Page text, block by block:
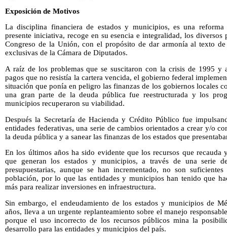
Exposición de Motivos
La disciplina financiera de estados y municipios, es una
presente iniciativa, recoge en su esencia e integralidad, los diversos
Congreso de la Unión, con el propósito de dar armonía al texto
exclusivas de la Cámara de Diputados.
A raíz de los problemas que se suscitaron con la crisis de 1995 y
pagos que no resistía la cartera vencida, el gobierno federal
situación que ponía en peligro las finanzas de los gobiernos locales
una gran parte de la deuda pública fue reestructurada y los
municipios recuperaron su viabilidad.
Después la Secretaría de Hacienda y Crédito Público fue
entidades federativas, una serie de cambios orientados a crear y/o
la deuda pública y a sanear las finanzas de los estados que
En los últimos años ha sido evidente que los recursos que
que generan los estados y municipios, a través de una serie
presupuestarias, aunque se han incrementado, no son
población, por lo que las entidades y municipios han tenido que
más para realizar inversiones en infraestructura.
Sin embargo, el endeudamiento de los estados y municipios de
años, lleva a un urgente replanteamiento sobre el manejo
porque el uso incorrecto de los recursos públicos mina la
desarrollo para las entidades y municipios del país.